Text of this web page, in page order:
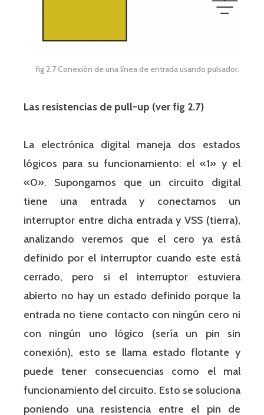
fig 2.7 Conexión de una línea de entrada usando pulsador.
Las resistencias de pull-up (ver fig 2.7)
La electrónica digital maneja dos estados
lógicos para su funcionamiento: el «1» y el
«0». Supongamos que un circuito digital
tiene una entrada y conectamos un
interruptor entre dicha entrada y VSS (tierra),
analizando veremos que el cero ya está
definido por el interruptor cuando este está
cerrado, pero si el interruptor estuviera
abierto no hay un estado definido porque la
entrada no tiene contacto con ningún cero ni
con ningún uno lógico (sería un pin sin
conexión), esto se llama estado flotante y
puede tener consecuencias como el mal
funcionamiento del circuito. Esto se soluciona
poniendo una resistencia entre el pin de